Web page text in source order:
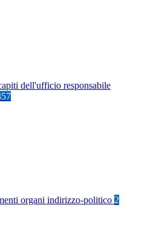
dell'ufficio responsabile
organi indirizzo-politico 2